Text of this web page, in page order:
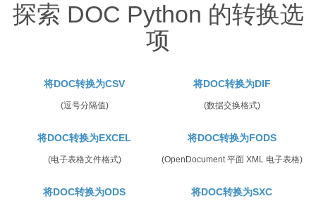
探索 DOC Python 的转换选
项
将DOC转换为CSV
(逗号分隔值)
将DOC转换为DIF
(数据交换格式)
将DOC转换为EXCEL
(电子表格文件格式)
将DOC转换为FODS
(OpenDocument 平面 XML 电子表格)
将DOC转换为ODS 将DOC转换为SXC